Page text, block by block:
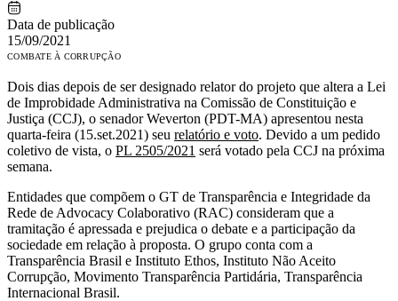
Data de publicação
15/09/2021
COMBATE À CORRUPÇÃO
Dois dias depois de ser designado relator do projeto que altera a Lei
de Improbidade Administrativa na Comissão de Constituição e
Justiça (CCJ), o senador Weverton (PDT-MA) apresentou nesta
quarta-feira (15.set.2021) seu relatório e voto. Devido a um pedido
coletivo de vista, o PL 2505/2021 será votado pela CCJ na próxima
semana.
Entidades que compõem o GT de Transparência e Integridade da
Rede de Advocacy Colaborativo (RAC) consideram que a
tramitação é apressada e prejudica o debate e a participação da
sociedade em relação à proposta. O grupo conta com a
Transparência Brasil e Instituto Ethos, Instituto Não Aceito
Corrupção, Movimento Transparência Partidária, Transparência
Internacional Brasil.